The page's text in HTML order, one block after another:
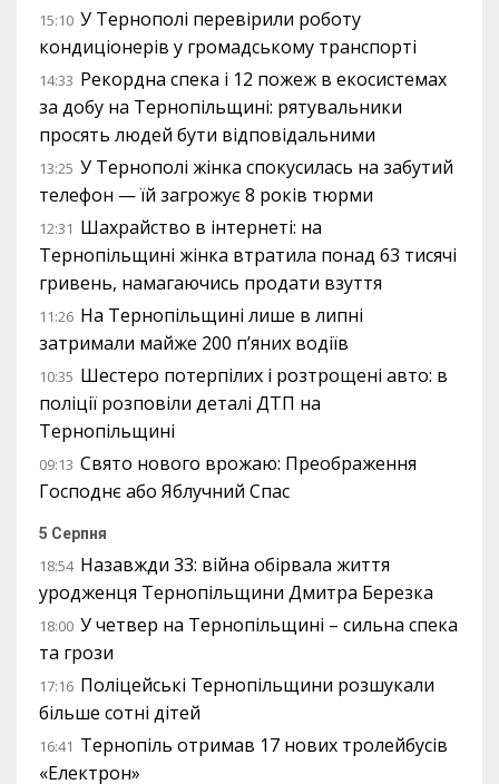
15:10 У Тернополі перевірили роботу
кондиціонерів у громадському транспорті
14:33 Рекордна спека і 12 пожеж в екосистемах
за добу на Тернопільщині: рятувальники
просять людей бути відповідальними
13:25 У Тернополі жінка спокусилась на забутий
телефон — їй загрожує 8 років тюрми
12:31 Шахрайство в інтернеті: на
Тернопільщині жінка втратила понад 63 тисячі
гривень, намагаючись продати взуття
11:26 На Тернопільщині лише в липні
затримали майже 200 п’яних водіїв
10:35 Шестеро потерпілих і розтрощені авто: в
поліції розповіли деталі ДТП на
Тернопільщині
09:13 Свято нового врожаю: Преображення
Господнє або Яблучний Спас
5 Серпня
18:54 Назавжди 33: війна обірвала життя
уродженця Тернопільщини Дмитра Березка
18:00 У четвер на Тернопільщині – сильна спека
та грози
17:16 Поліцейські Тернопільщини розшукали
більше сотні дітей
16:41 Тернопіль отримав 17 нових тролейбусів
«Електрон»